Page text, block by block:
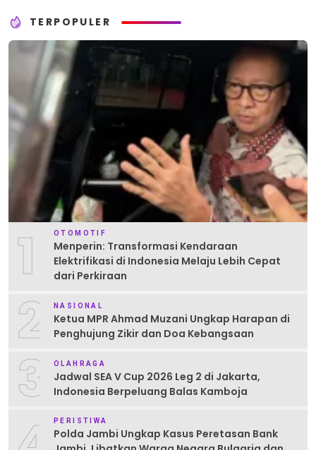
TERPOPULER
1 OTOMOTIF
Menperin: Transformasi Kendaraan
Elektrifikasi di Indonesia Melaju Lebih Cepat
dari Perkiraan
2 NASIONAL
Ketua MPR Ahmad Muzani Ungkap Harapan di
Penghujung Zikir dan Doa Kebangsaan
3 OLAHRAGA
Jadwal SEA V Cup 2026 Leg 2 di Jakarta,
Indonesia Berpeluang Balas Kamboja
PERISTIWA
Polda Jambi Ungkap Kasus Peretasan Bank